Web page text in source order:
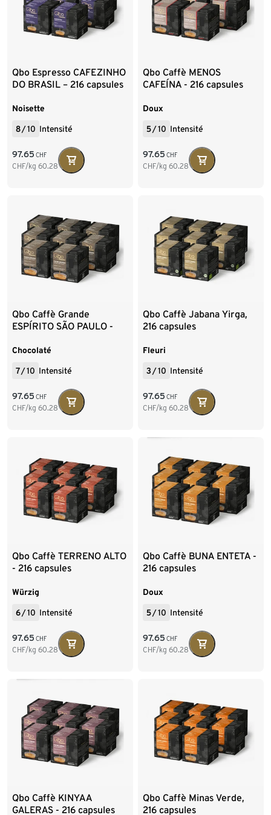
Qbo Espresso CAFEZINHO
DO BRASIL – 216 capsules
Noisette
8/10 Intensité
97.65 CHF
CHF/kg 60.28
Qbo Caffè MENOS
CAFEÍNA - 216 capsules
Doux
5/10 Intensité
97.65 CHF
CHF/kg 60.28
Qbo Caffè Grande
ESPÍRITO SÃO PAULO -
Chocolaté
7/10 Intensité
97.65 CHF
CHF/kg 60.28
Qbo Caffè Jabana Yirga,
216 capsules
Fleuri
3 /10 Intensité
97.65 CHF
CHF/kg 60.28
Qbo Caffè TERRENO ALTO
- 216 capsules
Würzig
6/10 Intensité
97.65 CHF
CHF/kg 60.28
Qbo Caffè BUNA ENTETA -
216 capsules
Doux
5/10 Intensité
97.65 CHF
CHF/kg 60.28
Qbo Caffè KINYAA
GALERAS - 216 capsules
Qbo Caffè Minas Verde,
216 capsules